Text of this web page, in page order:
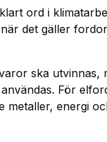
ord i
det gäller
ska utvinnas,
För
metaller, energi